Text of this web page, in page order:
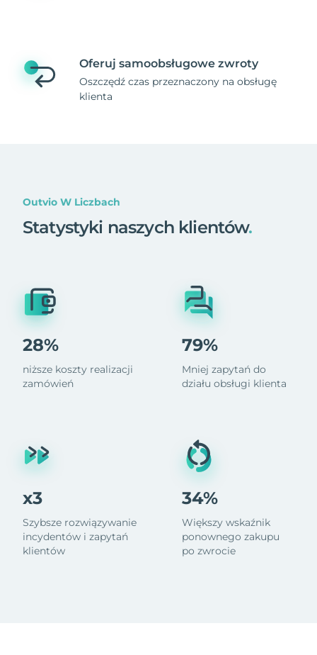
Oferuj samoobsługowe zwroty
Oszczędź czas przeznaczony na obsługę
klienta
Outvio W Liczbach
Statystyki naszych klientów.
28%
niższe koszty realizacji
zamówień
x3
Szybsze rozwiązywanie
incydentów i zapytań
klientów
79%
Mniej zapytań do
działu obsługi klienta
34%
Większy wskaźnik
ponownego zakupu
po zwrocie